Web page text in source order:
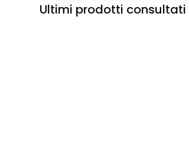
Ultimi prodotti consultati